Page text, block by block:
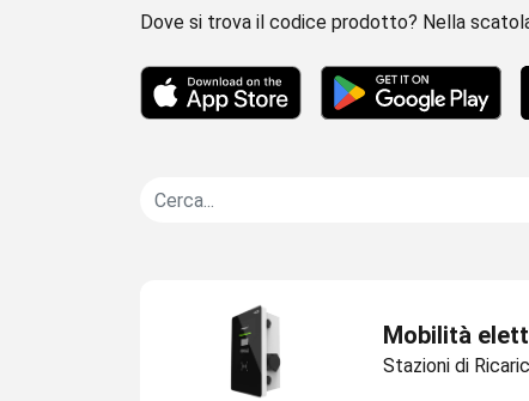
Dove si trova il codice prodotto? Nella
Mobilità
Stazioni di